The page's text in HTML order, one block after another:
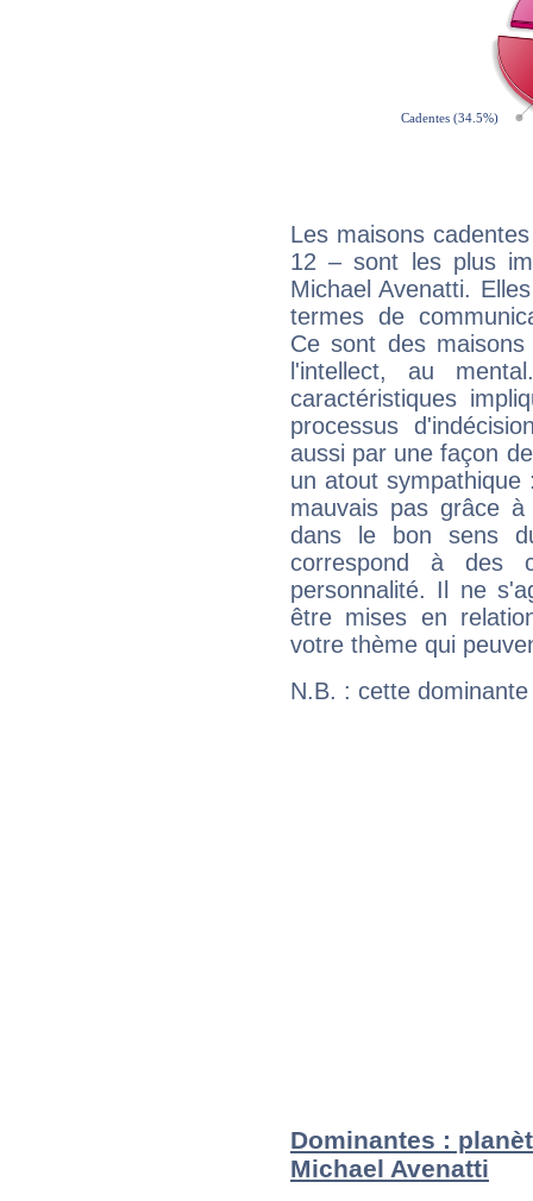
Les maisons
12 – sont les plus
Michael Avenatti.
termes de
Ce sont des
l'intellect, au
caractéristiques
processus
aussi par une façon
un atout
mauvais pas grâce
dans le bon sens
correspond à des
personnalité. Il ne
être mises en
votre thème qui
N.B. : cette
Dominantes :
Michael Avenatti